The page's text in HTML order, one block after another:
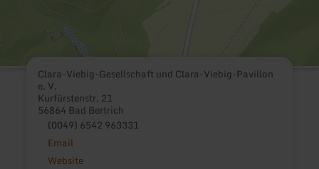
Clara-Viebig-Gesellschaft und Clara-Viebig-Pavillon
e. V.
Kurfürstenstr. 21
56864 Bad Bertrich
(0049) 6542 963331
Email
Website